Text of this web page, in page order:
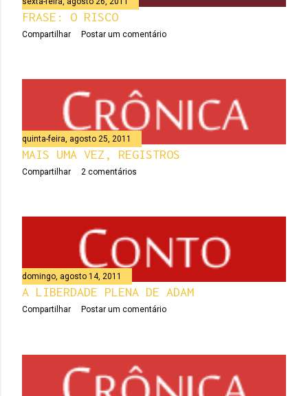
e
n
FRASE: O RISCO
Compartilhar Postar um comentário
quinta-feira, agosto 25, 2011
MAIS UMA VEZ, REGISTROS
Compartilhar 2 comentários
domingo, agosto 14, 2011
A LIBERDADE PLENA DE ADAM
Compartilhar Postar um comentário